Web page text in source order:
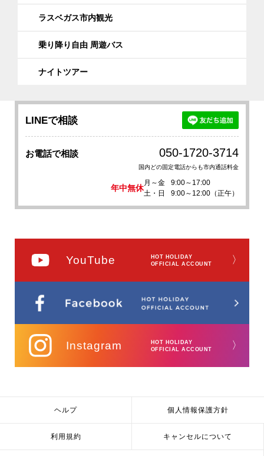
ラスベガス市内観光
乗り降り自由 周遊バス
ナイトツアー
LINEで相談
お電話で相談 050-1720-3714
国内どの固定電話からも市内通話料金
年中無休
月～金
9:00～17:00
土・日
9:00～12:00（正午）
YouTube
HOT HOLIDAY
OFFICIAL ACCOUNT
〉
Instagram
HOT HOLIDAY
OFFICIAL ACCOUNT
〉
ヘルプ 個人情報保護方針
利用規約 キャンセルについて